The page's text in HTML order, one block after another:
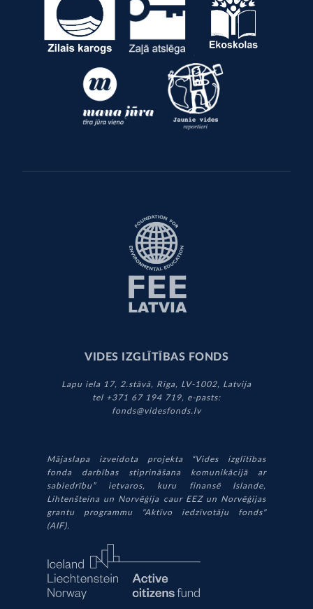
VIDES IZGLĪTĪBAS FONDS
Lapu iela 17, 2.stāvā, Rīga, LV-1002, Latvija
tel +371 67 194 719, e-pasts:
fonds@videsfonds.lv
Mājaslapa izveidota projekta “Vides izglītības
fonda darbības stiprināšana komunikācijā ar
sabiedrību” ietvaros, kuru finansē Islande,
Lihtenšteina un Norvēģija caur EEZ un Norvēģijas
grantu programmu "Aktīvo iedzīvotāju fonds"
(AIF).